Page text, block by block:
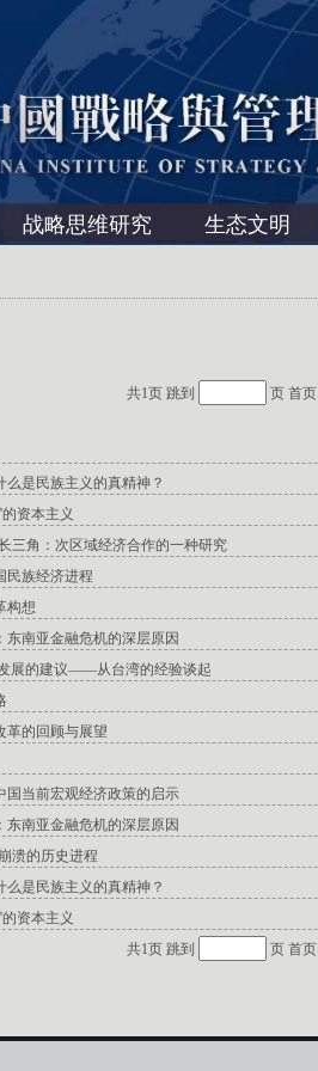
战略思维研究 生态文明
共1页 跳到 页 首页
是民族主义的真精神？
资本主义
三角：次区域经济合作的一种研究
民族经济进程
构想
南亚金融危机的深层原因
展的建议——从台湾的经验谈起
革的回顾与展望
国当前宏观经济政策的启示
南亚金融危机的深层原因
溃的历史进程
是民族主义的真精神？
资本主义
共1页 跳到
页 首页